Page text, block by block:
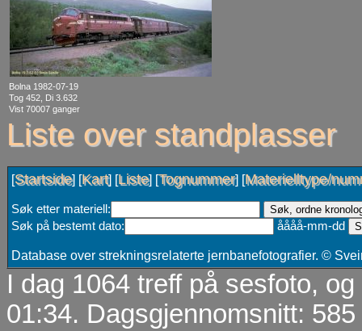
Bolna 1982-07-19
Tog 452, Di 3.632
Vist 70007 ganger
Liste over standplasser
[Startside] [Kart] [Liste] [Tognummer] [Materielltype/
Søk etter materiell:
Søk på bestemt dato:
åååå-mm-dd
Database over strekningsrelaterte jernbanefotografier. ©
I dag 1064 treff på sesfoto,
01:34. Dagsgjennomsnitt: 585